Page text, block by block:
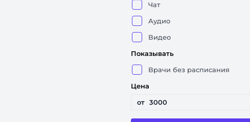
Чат
Аудио
Видео
Показывать
Врачи без расписания
Цена
от